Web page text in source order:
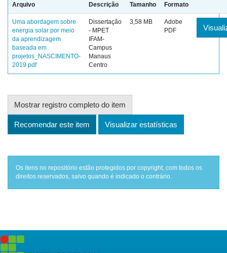
Arquivo Descrição Tamanho Formato
Uma abordagem sobre
energia solar por meio
da aprendizagem
baseada em
projetos_NASCIMENTO-
2019.pdf
Dissertação
- MPET
IFAM-
Campus
Manaus
Centro
3,58 MB
Adobe
PDF
Mostrar registro completo do item
Recomendar este item Visualizar estatísticas
Os itens no repositório estão protegidos por copyright, com todos os
direitos reservados, salvo quando é indicado o contrário.